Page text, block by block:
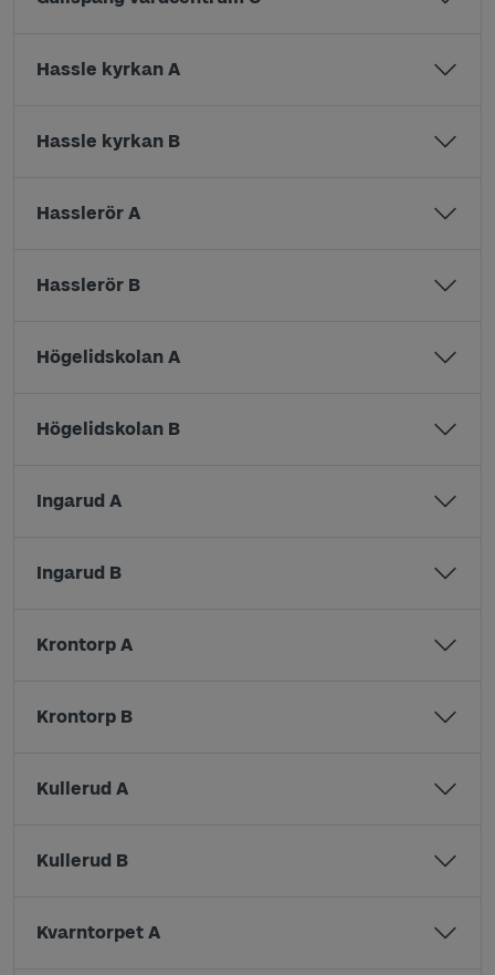
Hassle kyrkan A
Hassle kyrkan B
Hasslerör A
Hasslerör B
Högelidskolan A
Högelidskolan B
Ingarud A
Ingarud B
Krontorp A
Krontorp B
Kullerud A
Kullerud B
Kvarntorpet A